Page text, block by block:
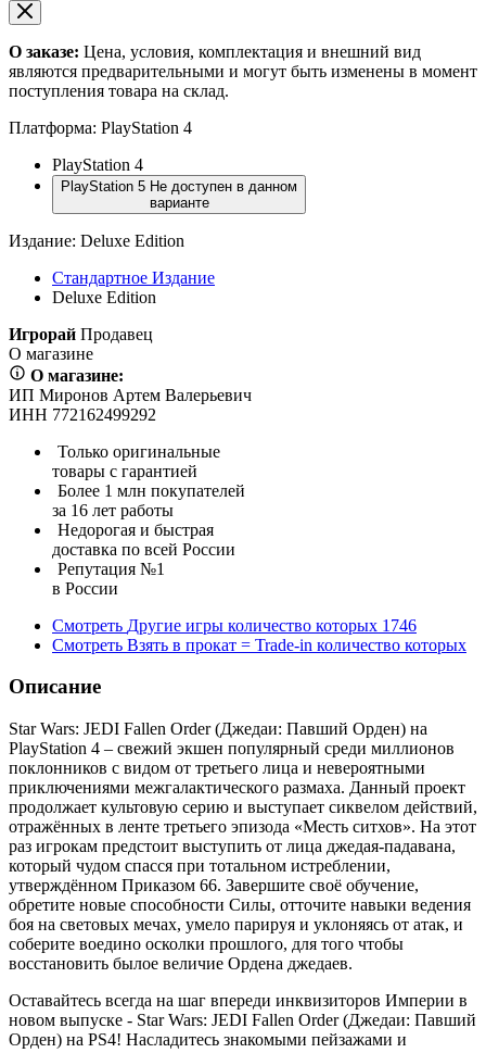
О заказе: Цена, условия, комплектация и внешний вид
являются предварительными и могут быть изменены в момент
поступления товара на склад.
Платформа: PlayStation 4
PlayStation 4
PlayStation 5 Не доступен в данном
варианте
Издание: Deluxe Edition
Стандартное Издание
Deluxe Edition
Игрорай Продавец
О магазине
О магазине:
ИП Миронов Артем Валерьевич
ИНН 772162499292
Только оригинальные
товары с гарантией
Более 1 млн покупателей
за 16 лет работы
Недорогая и быстрая
доставка по всей России
Репутация №1
в России
Смотреть Другие игры количество которых 1746
Смотреть Взять в прокат = Trade-in количество которых
Описание
Star Wars: JEDI Fallen Order (Джедаи: Павший Орден) на
PlayStation 4 – свежий экшен популярный среди миллионов
поклонников с видом от третьего лица и невероятными
приключениями межгалактического размаха. Данный проект
продолжает культовую серию и выступает сиквелом действий,
отражённых в ленте третьего эпизода «Месть ситхов». На этот
раз игрокам предстоит выступить от лица джедая-падавана,
который чудом спасся при тотальном истреблении,
утверждённом Приказом 66. Завершите своё обучение,
обретите новые способности Силы, отточите навыки ведения
боя на световых мечах, умело парируя и уклоняясь от атак, и
соберите воедино осколки прошлого, для того чтобы
восстановить былое величие Ордена джедаев.
Оставайтесь всегда на шаг впереди инквизиторов Империи в
новом выпуске - Star Wars: JEDI Fallen Order (Джедаи: Павший
Орден) на PS4! Насладитесь знакомыми пейзажами и